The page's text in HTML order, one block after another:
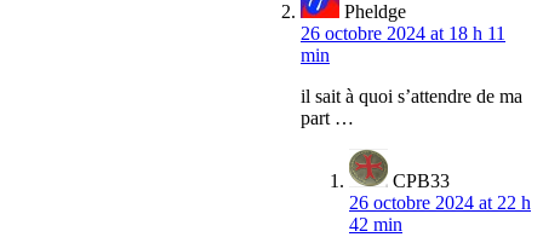
Pheldge
26 octobre 2024 at 18 h 11
min
il sait à quoi s’attendre de ma
part …
CPB33
26 octobre 2024 at 22 h
42 min